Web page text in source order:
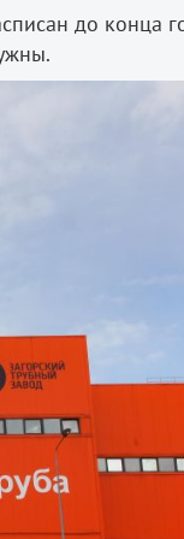
до конца